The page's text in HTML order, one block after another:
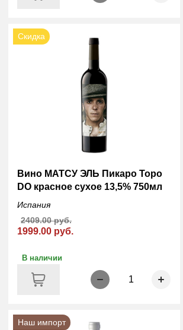
Скидка
Вино МАТСУ ЭЛЬ Пикаро Торо
DO красное сухое 13,5% 750мл
Испания
1999.00 руб.
2409.00 руб.
В наличии
1
Наш импорт